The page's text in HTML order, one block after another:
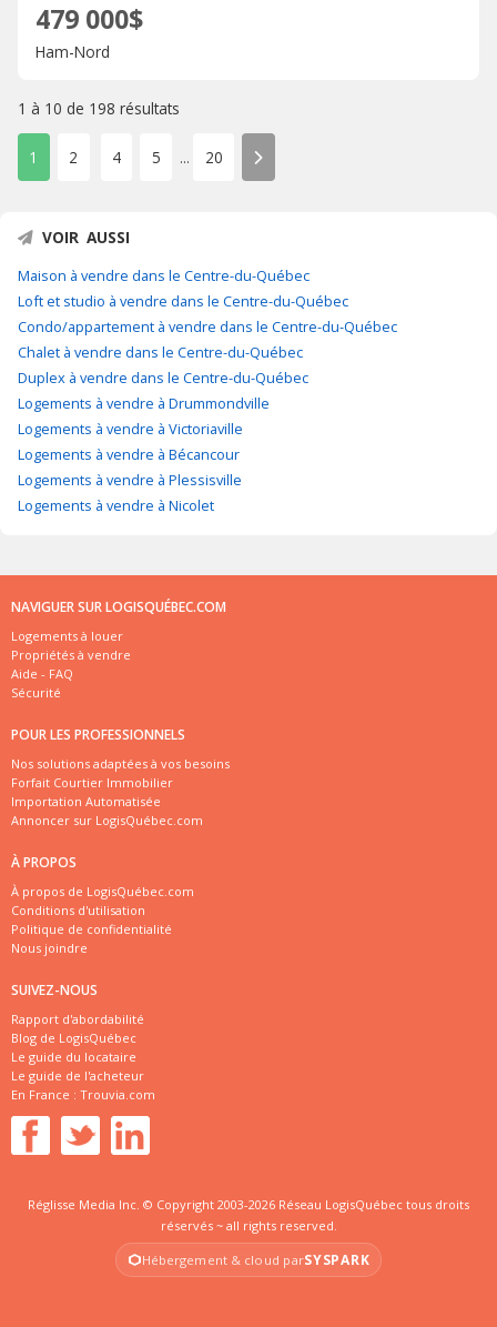
479 000$
Ham-Nord
1 à 10 de 198 résultats
1 2 4 5 ... 20
VOIR AUSSI
Maison à vendre dans le Centre-du-Québec
Loft et studio à vendre dans le Centre-du-Québec
Condo/appartement à vendre dans le Centre-du-Québec
Chalet à vendre dans le Centre-du-Québec
Duplex à vendre dans le Centre-du-Québec
Logements à vendre à Drummondville
Logements à vendre à Victoriaville
Logements à vendre à Bécancour
Logements à vendre à Plessisville
Logements à vendre à Nicolet
NAVIGUER SUR LOGISQUÉBEC.COM
Logements à louer
Propriétés à vendre
Aide - FAQ
Sécurité
POUR LES PROFESSIONNELS
Nos solutions adaptées à vos besoins
Forfait Courtier Immobilier
Importation Automatisée
Annoncer sur LogisQuébec.com
À PROPOS
À propos de LogisQuébec.com
Conditions d'utilisation
Politique de confidentialité
Nous joindre
SUIVEZ-NOUS
Rapport d'abordabilité
Blog de LogisQuébec
Le guide du locataire
Le guide de l'acheteur
En France : Trouvia.com
Réglisse Media Inc. © Copyright 2003-2026 Réseau LogisQuébec tous droits
réservés ~ all rights reserved.
Hébergement & cloud parSYSPARK